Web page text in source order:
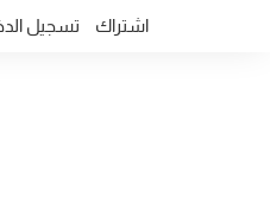
اشتراك تسجيل